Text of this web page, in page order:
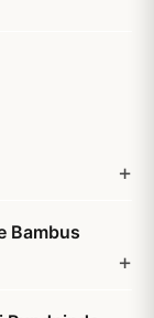
Bambus